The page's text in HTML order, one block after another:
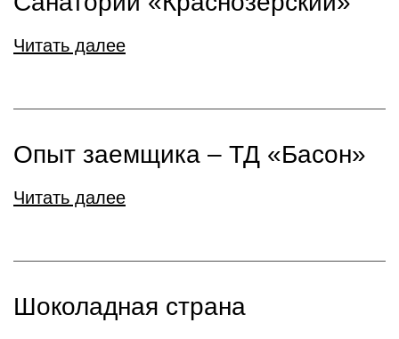
Читать далее
Опыт заемщика – ТД «Басон»
Читать далее
Шоколадная страна